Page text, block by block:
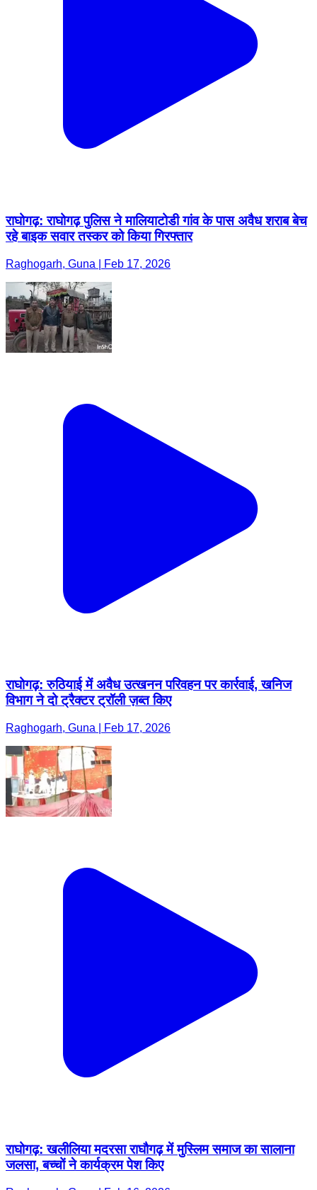
राघोगढ़: राघोगढ़ पुलिस ने मालियाटोडी गांव के पास अवैध शराब बेच
रहे बाइक सवार तस्कर को किया गिरफ्तार
Raghogarh, Guna | Feb 17, 2026
राघोगढ़: रुठियाई में अवैध उत्खनन परिवहन पर कार्रवाई, खनिज
विभाग ने दो ट्रैक्टर ट्रॉली ज़ब्त किए
Raghogarh, Guna | Feb 17, 2026
राघोगढ़: खलीलिया मदरसा राघौगढ़ में मुस्लिम समाज का सालाना
जलसा, बच्चों ने कार्यक्रम पेश किए